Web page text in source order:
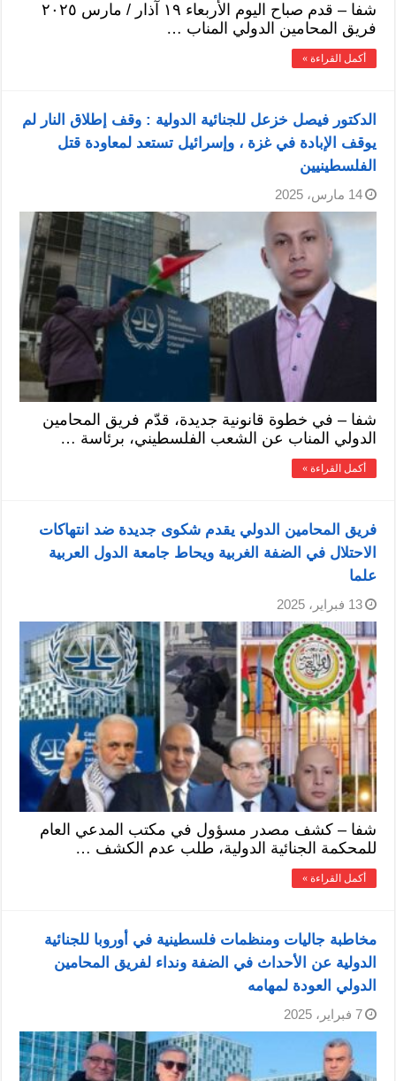
شفا – قدم صباح اليوم الأربعاء ١٩ آذار / مارس ٢٠٢٥
فريق المحامين الدولي المناب …
أكمل القراءة »
الدكتور فيصل خزعل للجنائية الدولية : وقف إطلاق النار لم
يوقف الإبادة في غزة ، وإسرائيل تستعد لمعاودة قتل
الفلسطينيين
14 مارس، 2025
شفا – في خطوة قانونية جديدة، قدّم فريق المحامين
الدولي المناب عن الشعب الفلسطيني، برئاسة …
أكمل القراءة »
فريق المحامين الدولي يقدم شكوى جديدة ضد انتهاكات
الاحتلال في الضفة الغربية ويحاط جامعة الدول العربية
علما
13 فبراير، 2025
شفا – كشف مصدر مسؤول في مكتب المدعي العام
للمحكمة الجنائية الدولية، طلب عدم الكشف …
أكمل القراءة »
مخاطبة جاليات ومنظمات فلسطينية في أوروبا للجنائية
الدولية عن الأحداث في الضفة ونداء لفريق المحامين
الدولي العودة لمهامه
7 فبراير، 2025